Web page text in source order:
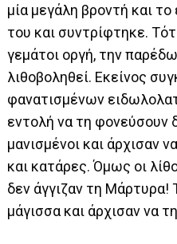
μία μεγάλη βροντή και
του και συντρίφτηκε.
γεμάτοι οργή, την
λιθοβοληθεί. Εκείνος
φανατισμένων
εντολή να τη φονεύσουν
μανισμένοι και άρχισαν
και κατάρες. Όμως οι
δεν άγγιζαν τη
μάγισσα και άρχισαν να